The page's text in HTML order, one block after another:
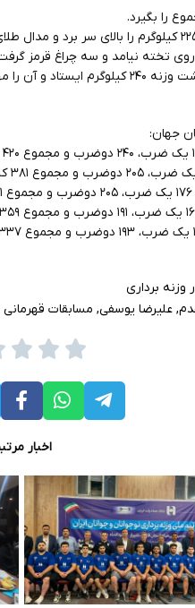
را بگیرد.
علیرضا یوسفی در حرکت اول، وزنه ۲۲۵
وزنه برداری
, علیرضا یوسفی, مسابقات
اخبار